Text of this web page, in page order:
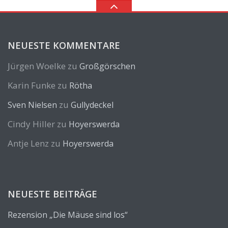
NEUESTE KOMMENTARE
Jürgen Woelke zu Großgörschen
Karin Funke zu Rötha
Sven Nielsen zu Gullydeckel
Cindy Hiller zu Hoyerswerda
Antje Lenz zu Hoyerswerda
NEUESTE BEITRÄGE
Rezension „Die Mäuse sind los“